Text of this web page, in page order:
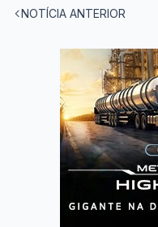
NOTÍCIA ANTERIOR